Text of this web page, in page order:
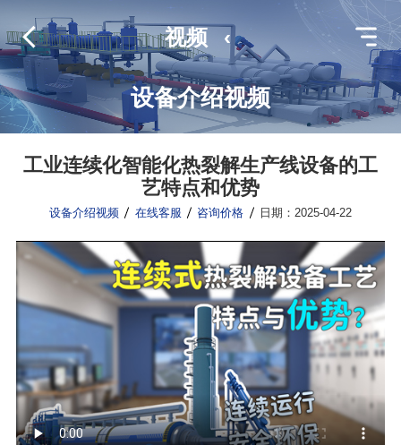
设备介绍视频
视频 ‹
工业连续化智能化热裂解生产线设备的工
艺特点和优势
设备介绍视频 在线客服 咨询价格 日期：2025-04-22